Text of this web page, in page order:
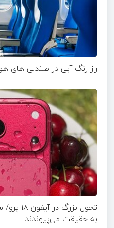
راز رنگ آبی در صندلی های
تحول
به حقیقت می‌پیوندند